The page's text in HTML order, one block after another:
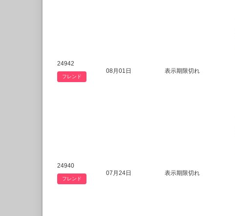
24942
フレンド
08月01日 表示期限切れ
24940
フレンド
07月24日 表示期限切れ